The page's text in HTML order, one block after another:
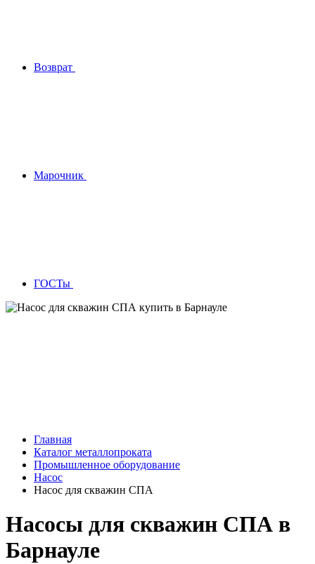
Возврат
Марочник
ГОСТы
Главная
Каталог металлопроката
Промышленное оборудование
Насос
Насос для скважин СПА
Насосы для скважин СПА в
Барнауле